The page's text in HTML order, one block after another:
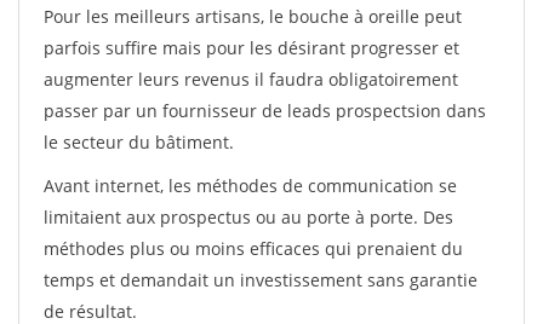
Pour les meilleurs artisans, le bouche à oreille peut
parfois suffire mais pour les désirant progresser et
augmenter leurs revenus il faudra obligatoirement
passer par un fournisseur de leads prospectsion dans
le secteur du bâtiment.
Avant internet, les méthodes de communication se
limitaient aux prospectus ou au porte à porte. Des
méthodes plus ou moins efficaces qui prenaient du
temps et demandait un investissement sans garantie
de résultat.